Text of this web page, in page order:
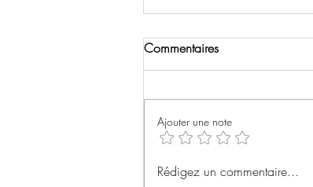
Sam Esmail (Mr Robot) se
Commentaires
Ajouter une note
Rédigez un commentaire...